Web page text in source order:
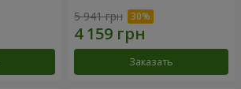
5 941 грн
Заказать